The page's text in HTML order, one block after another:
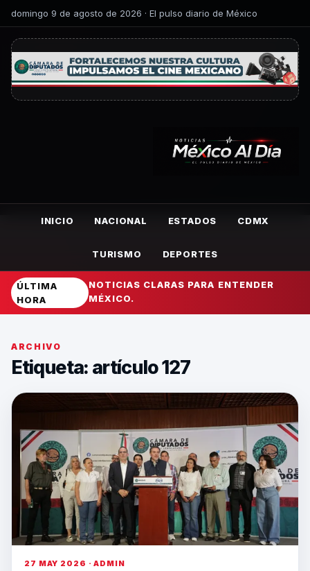
domingo 9 de agosto de 2026 · El pulso diario de México
INICIO NACIONAL ESTADOS CDMX
TURISMO DEPORTES
ÚLTIMA
HORA
NOTICIAS CLARAS PARA ENTENDER
MÉXICO.
ARCHIVO
Etiqueta: artículo 127
27 MAY 2026 · ADMIN